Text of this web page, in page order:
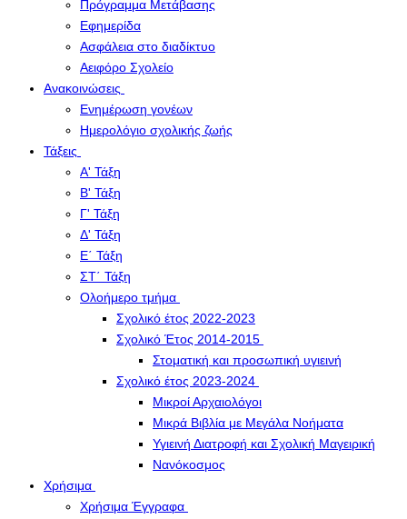
Πρόγραμμα Μετάβασης
Εφημερίδα
Ασφάλεια στο διαδίκτυο
Αειφόρο Σχολείο
Ανακοινώσεις
Ενημέρωση γονέων
Ημερολόγιο σχολικής ζωής
Τάξεις
Α' Τάξη
Β' Τάξη
Γ' Τάξη
Δ' Τάξη
Ε΄ Τάξη
ΣΤ΄ Τάξη
Ολοήμερο τμήμα
Σχολικό έτος 2022-2023
Σχολικό Έτος 2014-2015
Στοματική και προσωπική υγιεινή
Σχολικό έτος 2023-2024
Μικροί Αρχαιολόγοι
Μικρά Βιβλία με Μεγάλα Νοήματα
Υγιεινή Διατροφή και Σχολική Μαγειρική
Νανόκοσμος
Χρήσιμα
Χρήσιμα Έγγραφα